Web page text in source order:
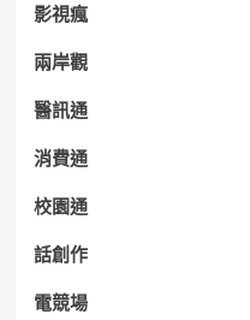
影視瘋
兩岸觀
醫訊通
消費通
校園通
話創作
電競場